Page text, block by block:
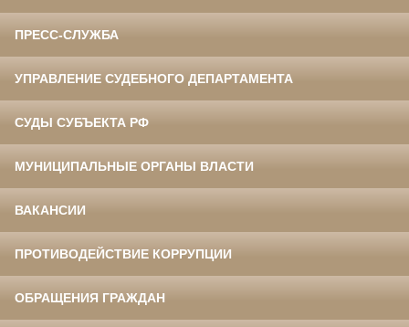
ПРЕСС-СЛУЖБА
УПРАВЛЕНИЕ СУДЕБНОГО ДЕПАРТАМЕНТА
СУДЫ СУБЪЕКТА РФ
МУНИЦИПАЛЬНЫЕ ОРГАНЫ ВЛАСТИ
ВАКАНСИИ
ПРОТИВОДЕЙСТВИЕ КОРРУПЦИИ
ОБРАЩЕНИЯ ГРАЖДАН